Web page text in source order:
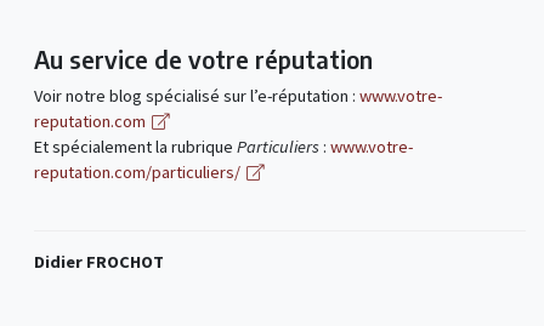
Au service de votre réputation
Voir notre blog spécialisé sur l’e-réputation : www.votre-
reputation.com
Et spécialement la rubrique Particuliers : www.votre-
reputation.com/particuliers/
Didier FROCHOT